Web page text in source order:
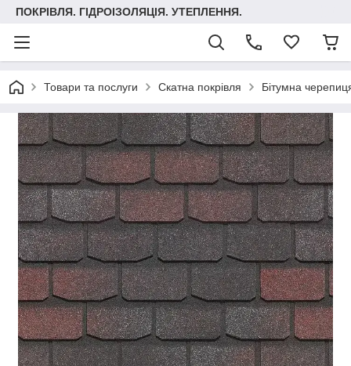
ПОКРІВЛЯ. ГІДРОІЗОЛЯЦІЯ. УТЕПЛЕННЯ.
Товари та послуги Скатна покрівля Бітумна